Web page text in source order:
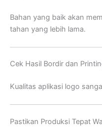
Bahan yang baik akan
tahan yang lebih lama.
Cek Hasil Bordir dan
Kualitas aplikasi logo
Pastikan Produksi Tepat